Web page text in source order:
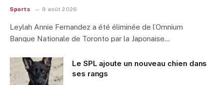
Sports 9 août 2026
Leylah Annie Fernandez a été éliminée de l’Omnium
Banque Nationale de Toronto par la Japonaise…
Le SPL ajoute un nouveau chien dans
ses rangs